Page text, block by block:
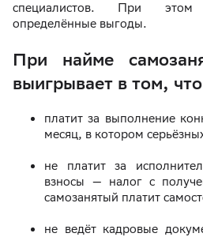
специалистов. При этом
определённые выгоды.
При найме
выигрывает в том,
платит за выполнение
месяц, в котором
не платит за
взносы — налог с
самозанятый платит
не ведёт кадровые